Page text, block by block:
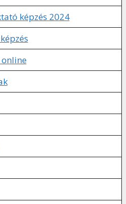
képzés 2024